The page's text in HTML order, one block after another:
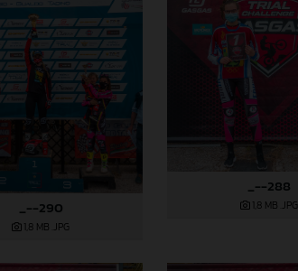
_--290
1,8 MB .JPG
_--288
1,8 MB .JPG